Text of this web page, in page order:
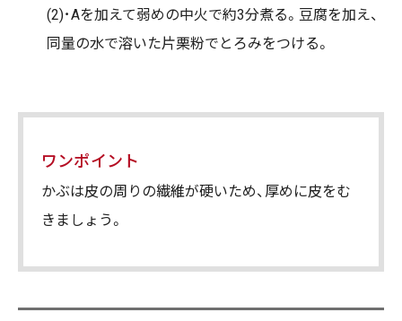
(2)･Aを加えて弱めの中火で約3分煮る。豆腐を加え、
同量の水で溶いた片栗粉でとろみをつける。
ワンポイント
かぶは皮の周りの繊維が硬いため、厚めに皮をむ
きましょう。